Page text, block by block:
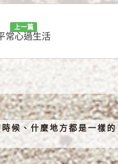
上一篇
常心過生活
候、什麼地方都是一樣